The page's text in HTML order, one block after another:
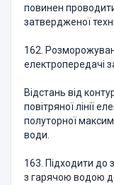
повинен
затвердженої
162.
електропередачі
Відстань від
повітряної лінії
полуторної
води.
163. Підходити до
з гарячою водою